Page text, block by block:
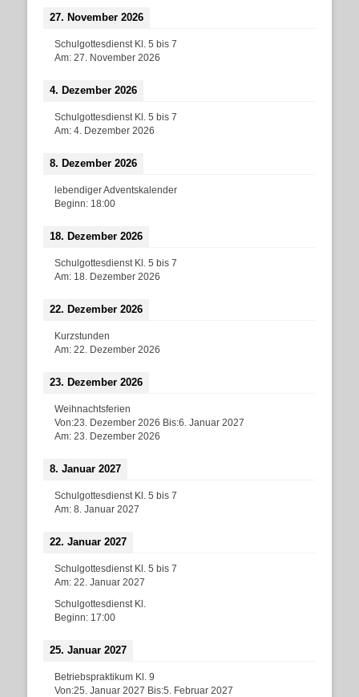
27. November 2026
Schulgottesdienst Kl. 5 bis 7
Am: 27. November 2026
4. Dezember 2026
Schulgottesdienst Kl. 5 bis 7
Am: 4. Dezember 2026
8. Dezember 2026
lebendiger Adventskalender
Beginn: 18:00
18. Dezember 2026
Schulgottesdienst Kl. 5 bis 7
Am: 18. Dezember 2026
22. Dezember 2026
Kurzstunden
Am: 22. Dezember 2026
23. Dezember 2026
Weihnachtsferien
Von:23. Dezember 2026 Bis:6. Januar 2027
Am: 23. Dezember 2026
8. Januar 2027
Schulgottesdienst Kl. 5 bis 7
Am: 8. Januar 2027
22. Januar 2027
Schulgottesdienst Kl. 5 bis 7
Am: 22. Januar 2027
Schulgottesdienst Kl.
Beginn: 17:00
25. Januar 2027
Betriebspraktikum Kl. 9
Von:25. Januar 2027 Bis:5. Februar 2027